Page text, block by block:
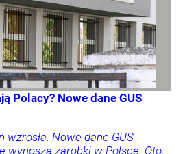
Polacy? Nowe dane GUS
Nowe dane GUS
wynoszą zarobki w Polsce. Oto,